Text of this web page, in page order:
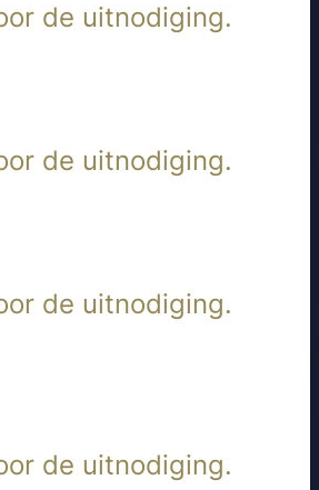
de uitnodiging.
de uitnodiging.
de uitnodiging.
de uitnodiging.